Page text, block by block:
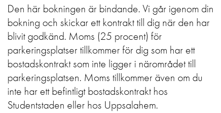
Den här bokningen är bindande. Vi går igenom din
bokning och skickar ett kontrakt till dig när den har
blivit godkänd. Moms (25 procent) för
parkeringsplatser tillkommer för dig som har ett
bostadskontrakt som inte ligger i närområdet till
parkeringsplatsen. Moms tillkommer även om du
inte har ett befintligt bostadskontrakt hos
Studentstaden eller hos Uppsalahem.